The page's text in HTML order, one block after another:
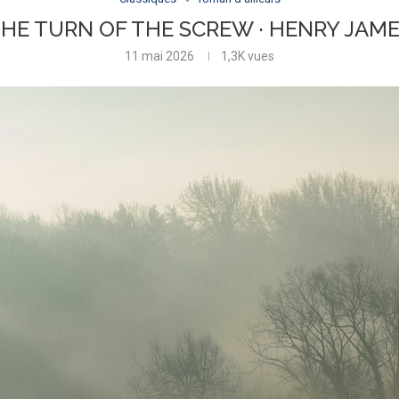
TURN OF THE SCREW · HENRY
11 mai 2026 1,3Kvues